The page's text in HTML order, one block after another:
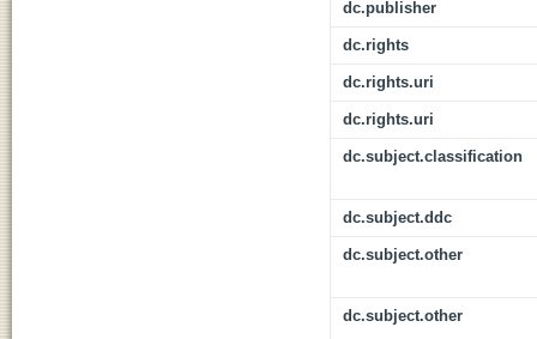
dc.publisher
dc.rights
dc.rights.uri
dc.rights.uri
dc.subject.classification
dc.subject.ddc
dc.subject.other
dc.subject.other